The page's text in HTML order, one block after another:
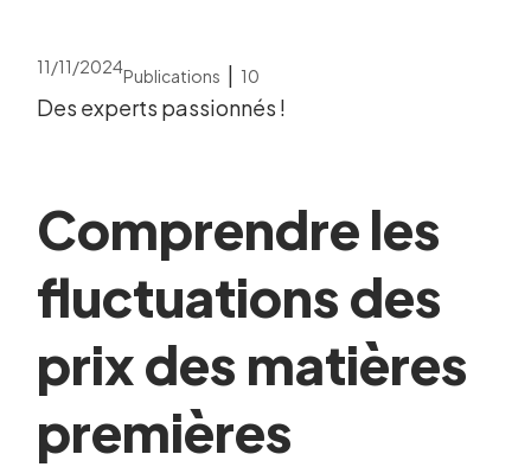
11/11/2024Publications | 10
Des experts passionnés !
Comprendre les
fluctuations des
prix des matières
premières